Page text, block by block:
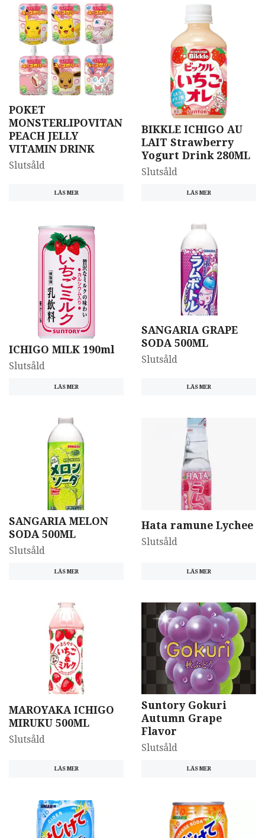
POKET
MONSTERLIPOVITAN
PEACH JELLY
VITAMIN DRINK
Slutsåld
LÄS MER
BIKKLE ICHIGO AU
LAIT Strawberry
Yogurt Drink 280ML
Slutsåld
LÄS MER
ICHIGO MILK 190ml
Slutsåld
LÄS MER
SANGARIA GRAPE
SODA 500ML
Slutsåld
LÄS MER
SANGARIA MELON
SODA 500ML
Slutsåld
LÄS MER
Hata ramune Lychee
Slutsåld
LÄS MER
MAROYAKA ICHIGO
MIRUKU 500ML
Slutsåld
LÄS MER
Suntory Gokuri
Autumn Grape
Flavor
Slutsåld
LÄS MER